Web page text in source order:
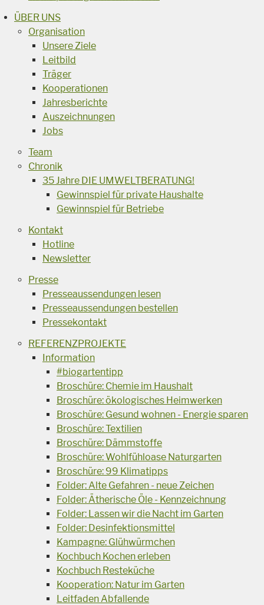
ÜBER UNS
Organisation
Unsere Ziele
Leitbild
Träger
Kooperationen
Jahresberichte
Auszeichnungen
Jobs
Team
Chronik
35 Jahre DIE UMWELTBERATUNG!
Gewinnspiel für private Haushalte
Gewinnspiel für Betriebe
Kontakt
Hotline
Newsletter
Presse
Presseaussendungen lesen
Presseaussendungen bestellen
Pressekontakt
REFERENZPROJEKTE
Information
#biogartentipp
Broschüre: Chemie im Haushalt
Broschüre: ökologisches Heimwerken
Broschüre: Gesund wohnen - Energie sparen
Broschüre: Textilien
Broschüre: Dämmstoffe
Broschüre: Wohlfühloase Naturgarten
Broschüre: 99 Klimatipps
Folder: Alte Gefahren - neue Zeichen
Folder: Ätherische Öle - Kennzeichnung
Folder: Lassen wir die Nacht im Garten
Folder: Desinfektionsmittel
Kampagne: Glühwürmchen
Kochbuch Kochen erleben
Kochbuch Resteküche
Kooperation: Natur im Garten
Leitfaden Abfallende